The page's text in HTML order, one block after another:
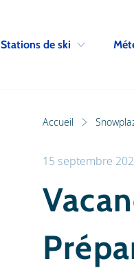
Stations de ski
Accueil
15 septembre